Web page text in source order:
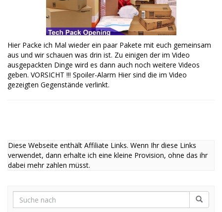
Hier Packe ich Mal wieder ein paar Pakete mit euch gemeinsam
aus und wir schauen was drin ist. Zu einigen der im Video
ausgepackten Dinge wird es dann auch noch weitere Videos
geben. VORSICHT !!! Spoiler-Alarm Hier sind die im Video
gezeigten Gegenstände verlinkt.
Diese Webseite enthält Affiliate Links. Wenn Ihr diese Links
verwendet, dann erhalte ich eine kleine Provision, ohne das ihr
dabei mehr zahlen müsst.